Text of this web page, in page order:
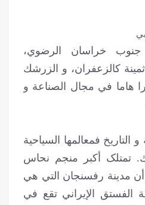
جنوب خراسان الرضوي،
کالزعفران، و الزرشك
هاما في مجال الصناعة و
التاريخ فمعالمها السياحية
تمتلک أكبر منجم نحاس
أن مدينة رفسنجان التي هي
الفستق الإيراني تقع في